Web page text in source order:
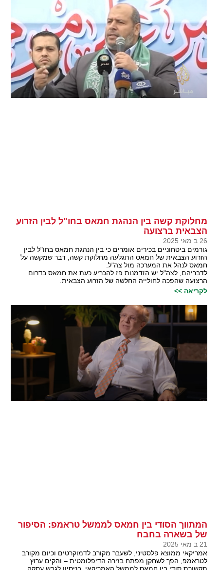
מחלוקת קשה בין הנהגת חמאס בחו"ל לבין הזרוע
הצבאית ברצועה
26 ב מאי 2025
גורמים ביטחוניים בכירים אומרים כי בין הנהגת חמאס בחו"ל לבין
הזרוע הצבאית של חמאס התגלעה מחלוקת קשה, דבר שמקשה על
חמאס לנהל את המערכה מול צה"ל.
לדבריהם, לצה"ל יש הזדמנות פז להכריע כעת את חמאס בדרום
הרצועה שהפכה לחולייה החלשה של הזרוע הצבאית.
לקריאה >>
המתווך הסודי בין חמאס לממשל טראמפ: הסיפור
של בשארה בחבח
21 ב מאי 2025
אמריקאי ממוצא פלסטיני, לשעבר מקורב לדמוקרטים וכיום מקורב
לטראמפ, הפך לשחקן מפתח בזירה הדיפלומטית – והקים ערוץ